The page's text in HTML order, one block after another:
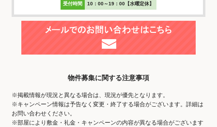
受付時間 10：00～19：00【水曜定休】
物件募集に関する注意事項
※掲載情報が現況と異なる場合は、現況が優先となります。
※キャンペーン情報は予告なく変更・終了する場合がございます。詳細は
お問い合わせください。
※部屋により敷金・礼金・キャンペーンの内容が異なる場合がございます